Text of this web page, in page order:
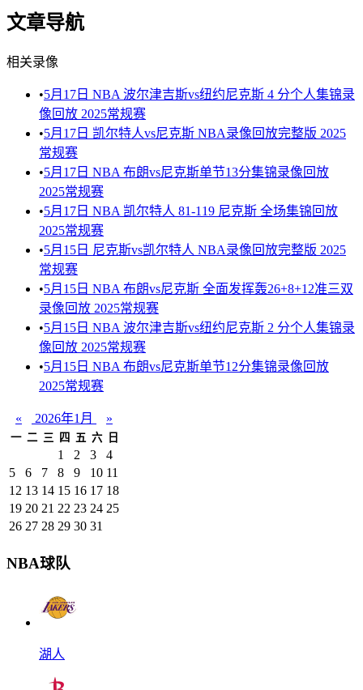
文章导航
相关录像
•5月17日 NBA 波尔津吉斯vs纽约尼克斯 4 分个人集锦录
像回放 2025常规赛
•5月17日 凯尔特人vs尼克斯 NBA录像回放完整版 2025
常规赛
•5月17日 NBA 布朗vs尼克斯单节13分集锦录像回放
2025常规赛
•5月17日 NBA 凯尔特人 81-119 尼克斯 全场集锦回放
2025常规赛
•5月15日 尼克斯vs凯尔特人 NBA录像回放完整版 2025
常规赛
•5月15日 NBA 布朗vs尼克斯 全面发挥轰26+8+12准三双
录像回放 2025常规赛
•5月15日 NBA 波尔津吉斯vs纽约尼克斯 2 分个人集锦录
像回放 2025常规赛
•5月15日 NBA 布朗vs尼克斯单节12分集锦录像回放
2025常规赛
« 2026年1月 »
一 二 三 四 五 六 日
1 2 3
4
5
6 7 8 9 10 11
12 13 14 15 16 17 18
19 20 21 22 23 24 25
26 27 28 29 30 31
NBA球队
湖人